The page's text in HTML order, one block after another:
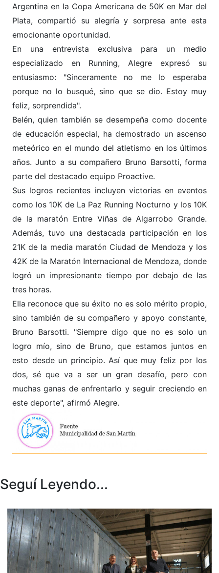
Argentina en la Copa Americana de 50K en Mar del
Plata, compartió su alegría y sorpresa ante esta
emocionante oportunidad.
En una entrevista exclusiva para un medio
especializado en Running, Alegre expresó su
entusiasmo: "Sinceramente no me lo esperaba
porque no lo busqué, sino que se dio. Estoy muy
feliz, sorprendida".
Belén, quien también se desempeña como docente
de educación especial, ha demostrado un ascenso
meteórico en el mundo del atletismo en los últimos
años. Junto a su compañero Bruno Barsotti, forma
parte del destacado equipo Proactive.
Sus logros recientes incluyen victorias en eventos
como los 10K de La Paz Running Nocturno y los 10K
de la maratón Entre Viñas de Algarrobo Grande.
Además, tuvo una destacada participación en los
21K de la media maratón Ciudad de Mendoza y los
42K de la Maratón Internacional de Mendoza, donde
logró un impresionante tiempo por debajo de las
tres horas.
Ella reconoce que su éxito no es solo mérito propio,
sino también de su compañero y apoyo constante,
Bruno Barsotti. "Siempre digo que no es solo un
logro mío, sino de Bruno, que estamos juntos en
esto desde un principio. Así que muy feliz por los
dos, sé que va a ser un gran desafío, pero con
muchas ganas de enfrentarlo y seguir creciendo en
este deporte", afirmó Alegre.
Seguí Leyendo...